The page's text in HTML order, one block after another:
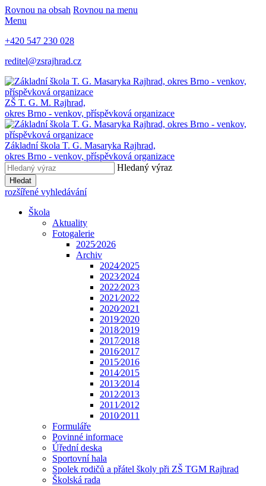
Rovnou na obsah Rovnou na menu
Menu
+420 547 230 028
reditel@zsrajhrad.cz
ZŠ T. G. M. Rajhrad,
okres Brno - venkov, příspěvková organizace
Základní škola T. G. Masaryka Rajhrad,
okres Brno - venkov, příspěvková organizace
Hledaný výraz
Hledat
rozšířené vyhledávání
Škola
Aktuality
Fotogalerie
2025⁄2026
Archiv
2024⁄2025
2023⁄2024
2022⁄2023
2021⁄2022
2020⁄2021
2019⁄2020
2018⁄2019
2017⁄2018
2016⁄2017
2015⁄2016
2014⁄2015
2013⁄2014
2012⁄2013
2011⁄2012
2010⁄2011
Formuláře
Povinné informace
Úřední deska
Sportovní hala
Spolek rodičů a přátel školy při ZŠ TGM Rajhrad
Školská rada